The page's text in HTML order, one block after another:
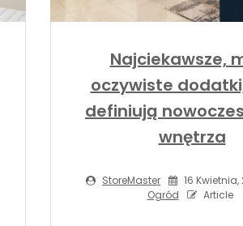
Najciekawsze,
oczywiste
definiują
wnętrza
StoreMaster 16 Kwietnia,
Ogród
Article